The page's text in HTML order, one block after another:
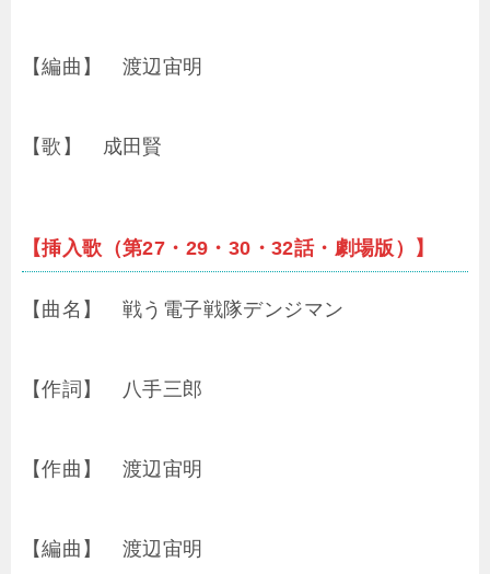
【編曲】 渡辺宙明
【歌】 成田賢
【挿入歌（第27・29・30・32話・劇場版）】
【曲名】 戦う電子戦隊デンジマン
【作詞】 八手三郎
【作曲】 渡辺宙明
【編曲】 渡辺宙明